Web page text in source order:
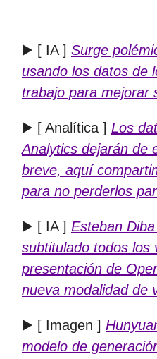
▶️ [ IA ] Surge
usando los datos de
trabajo para mejorar
▶️ [ Analítica ] Los
Analytics dejarán de
breve, aquí
para no perderlos
▶️ [ IA ] Esteban
subtitulado todos los
presentación de
nueva modalidad de
▶️ [ Imagen ]
modelo de